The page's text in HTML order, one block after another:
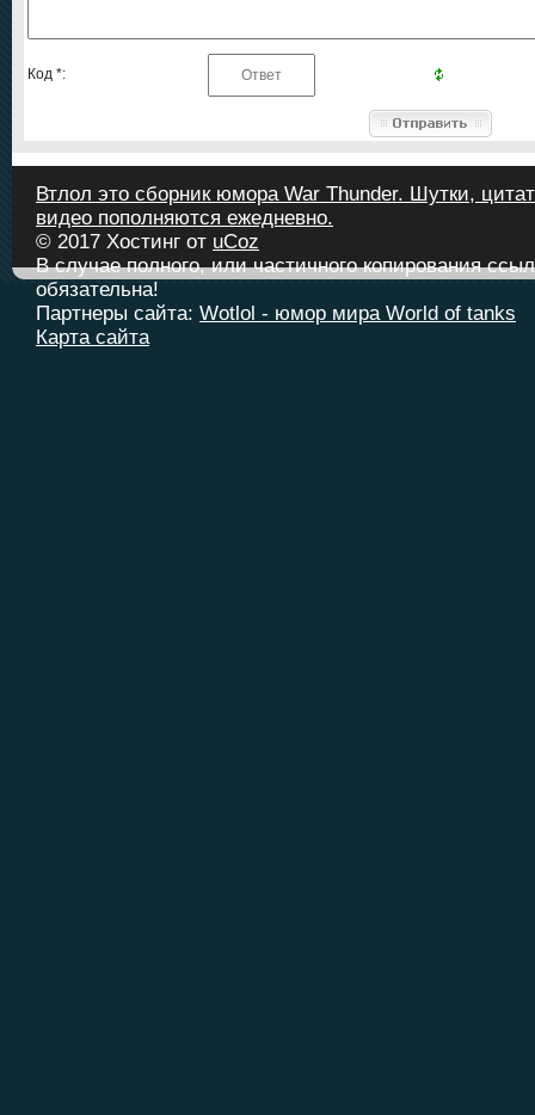
Код *:
Втлол это сборник юмора War Thunder. Шутки,
видео пополняются ежедневно.
© 2017 Хостинг от uCoz
В случае полного, или частичного копирования
обязательна!
Партнеры сайта: Wotlol - юмор мира World of tanks
Карта сайта